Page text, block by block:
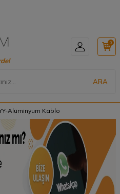
ARA
0
Alüminyum Kablo